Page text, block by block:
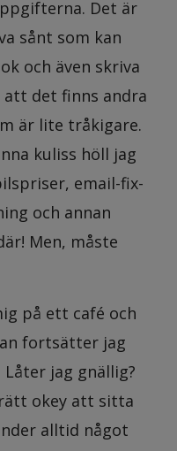
Det är
sånt som kan
och även skriva
det finns andra
är lite tråkigare.
kuliss höll jag
email-fix-
och annan
Men, måste
på ett café och
fortsätter jag
jag gnällig?
okey att sitta
alltid något